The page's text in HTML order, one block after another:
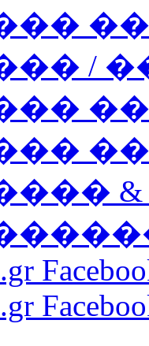
/
���